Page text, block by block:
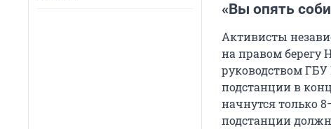
«Вы опять
Активисты
на правом берегу
руководством
подстанции в
начнутся только
подстанции